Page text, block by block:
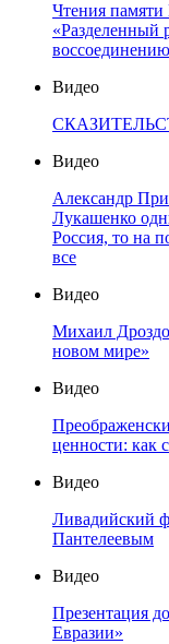
Чтения
«Разделенный
Видео
Видео
Александр
Лукашенко
Россия, то на
все
Видео
Михаил
новом мире»
Видео
ценности: как
Видео
Ливадийский
Пантелеевым
Видео
Презентация
Евразии»